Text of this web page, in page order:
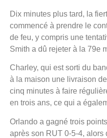
Dix minutes plus tard, la
commencé à prendre le
de feu, y compris une
Smith a dû rejeter à la 79e
Charley, qui est sorti du
à la maison une livraison
cinq minutes à faire
en trois ans, ce qui a
Orlando a gagné trois
après son RUT 0-5-4, alors